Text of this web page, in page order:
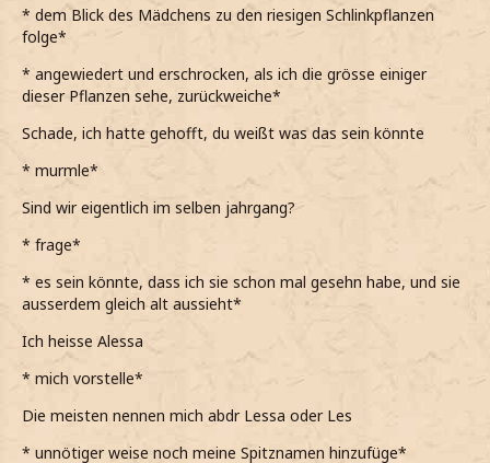
* dem Blick des Mädchens zu den riesigen Schlinkpflanzen
folge*
* angewiedert und erschrocken, als ich die grösse einiger
dieser Pflanzen sehe, zurückweiche*
Schade, ich hatte gehofft, du weißt was das sein könnte
* murmle*
Sind wir eigentlich im selben jahrgang?
* frage*
* es sein könnte, dass ich sie schon mal gesehn habe, und sie
ausserdem gleich alt aussieht*
Ich heisse Alessa
* mich vorstelle*
Die meisten nennen mich abdr Lessa oder Les
* unnötiger weise noch meine Spitznamen hinzufüge*